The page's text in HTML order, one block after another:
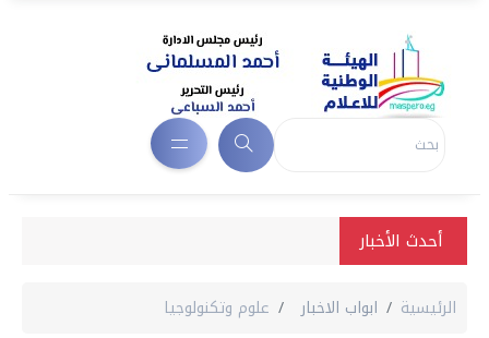
أحدث الأخبار
الرئيسية ابواب الاخبار علوم وتكنولوجيا